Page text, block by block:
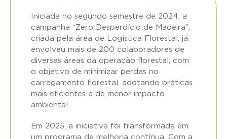
Iniciada no segundo semestre de 2024, a
campanha “Zero Desperdício de Madeira”,
criada pela área de Logística Florestal, já
envolveu mais de 200 colaboradores de
diversas áreas da operação florestal, com
o objetivo de minimizar perdas no
carregamento florestal, adotando práticas
mais eficientes e de menor impacto
ambiental.
Em 2025, a iniciativa foi transformada em
um programa de melhoria contínua. Com a